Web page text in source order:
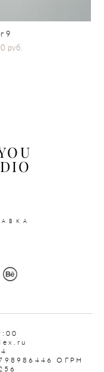
9
pуб.
ОГРН